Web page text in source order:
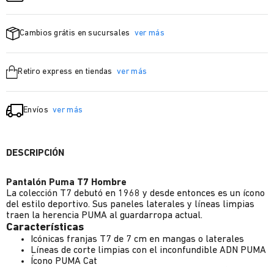
Cambios grátis en sucursales ver más
Retiro express en tiendas ver más
Envíos ver más
DESCRIPCIÓN
Pantalón Puma T7 Hombre
La colección T7 debutó en 1968 y desde entonces es un ícono
del estilo deportivo. Sus paneles laterales y líneas limpias
traen la herencia PUMA al guardarropa actual.
Características
Icónicas franjas T7 de 7 cm en mangas o laterales
Líneas de corte limpias con el inconfundible ADN PUMA
Ícono PUMA Cat